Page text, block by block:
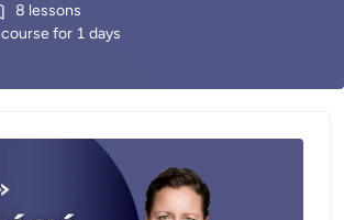
8 lessons
for 1 days